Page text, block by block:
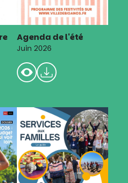
Agenda de l'été
Juin 2026